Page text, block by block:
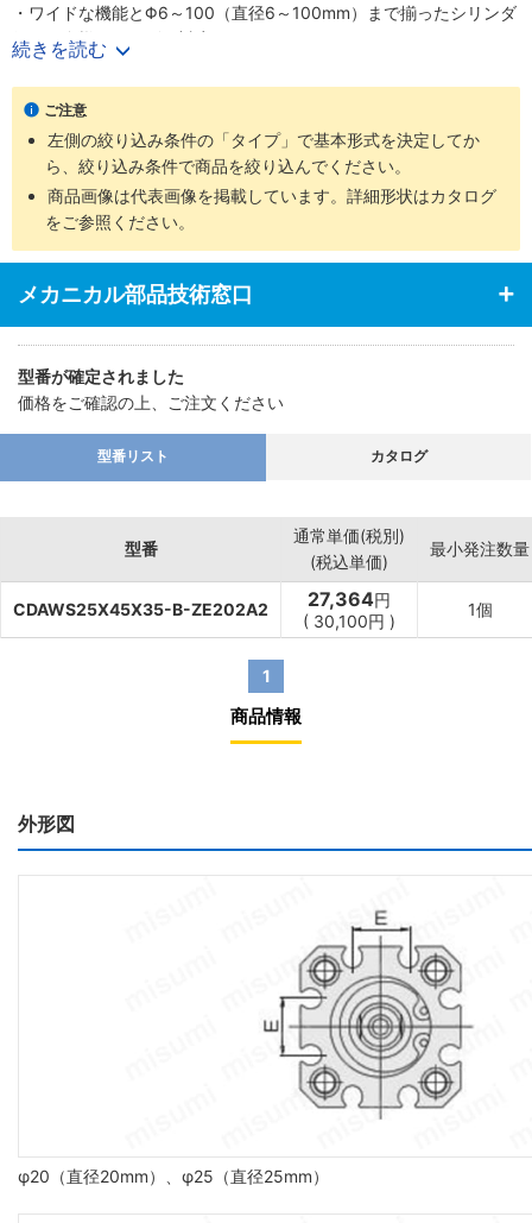
・ワイドな機能とΦ6～100（直径6～100mm）まで揃ったシリンダ
径で、多様なニーズに対応
・スクエアロッドで回転レス機能がプラス、機械装置の高効率設計
が可能
【用途】
・あらゆる業界の空気圧機器や生産ラインに対応
続きを読む
ご注意
左側の絞り込み条件の「タイプ」で基本形式を決定してか
ら、絞り込み条件で商品を絞り込んでください。
商品画像は代表画像を掲載しています。詳細形状はカタログ
をご参照ください。
メカニカル部品技術窓口
型番が確定されました
価格をご確認の上、ご注文ください
型番リスト カタログ
型番
通常単価(税別)
(税込単価)
最小発注数量
CDAWS25X45X35-B-ZE202A2 27,364円
( 30,100円 )
1個
1
商品情報
外形図
φ20（直径20mm）、φ25（直径25mm）